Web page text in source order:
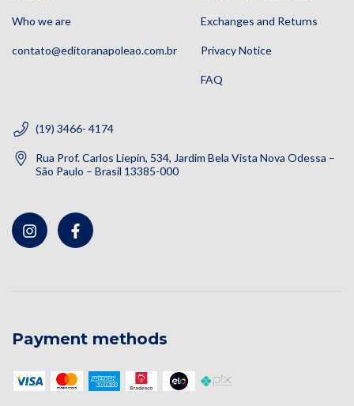
Who we are
contato@editoranapoleao.com.br
Exchanges and Returns
Privacy Notice
FAQ
(19) 3466- 4174
Rua Prof. Carlos Liepin, 534, Jardim Bela Vista Nova Odessa –
São Paulo – Brasil 13385-000
Payment methods